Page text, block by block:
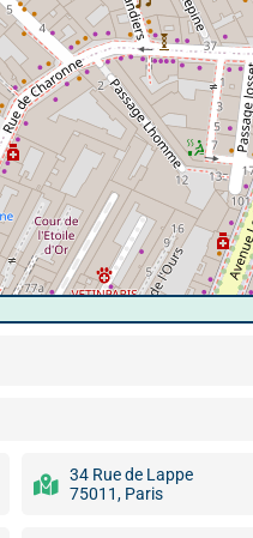
34 Rue de Lappe
75011, Paris